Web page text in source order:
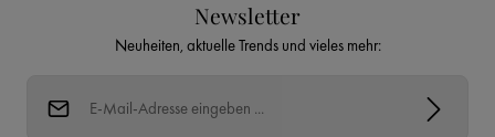
Newsletter
Neuheiten, aktuelle Trends und vieles mehr: